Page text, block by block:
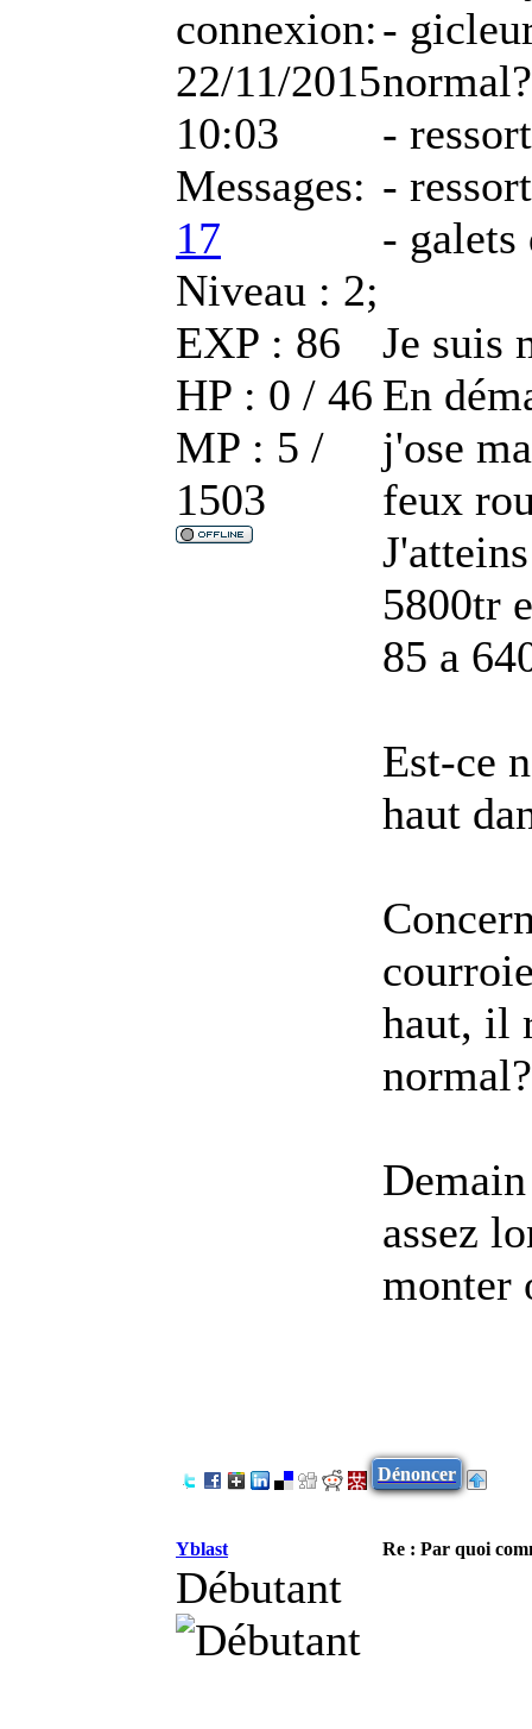
connexion:
22/11/2015
10:03
Messages:
17
Niveau : 2;
EXP : 86
HP : 0 / 46
MP : 5 /
1503
-
-
-
- galets
Je suis
En
j'ose
feux
5800tr
85 a
Est-ce
haut
haut, il
normal?
assez
monter
Dénoncer
Yblast Re : Par quoi
Débutant